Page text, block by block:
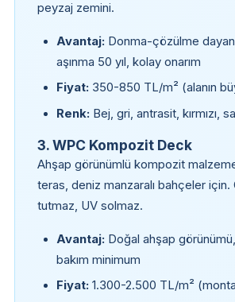
peyzaj zemini.
Avantaj: Donma-çözülme
aşınma 50 yıl, kolay onarım
Fiyat: 350-850 TL/m² (alanın
Renk: Bej, gri, antrasit, kırmızı,
3. WPC Kompozit Deck
Ahşap görünümlü kompozit
teras, deniz manzaralı bahçeler
tutmaz, UV solmaz.
Avantaj: Doğal ahşap
bakım minimum
Fiyat: 1.300-2.500 TL/m²